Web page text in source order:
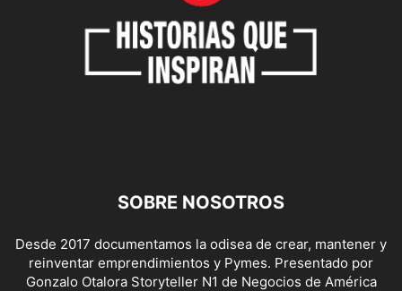
SOBRE NOSOTROS
Desde 2017 documentamos la odisea de crear, mantener y
reinventar emprendimientos y Pymes. Presentado por
Gonzalo Otalora Storyteller N1 de Negocios de América